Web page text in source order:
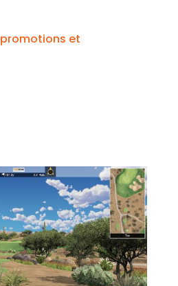
promotions et